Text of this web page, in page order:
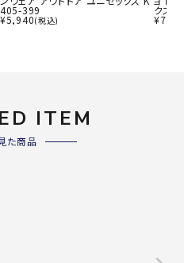
405-399
¥5,940(税込)
クス
¥
ITEM
た商品